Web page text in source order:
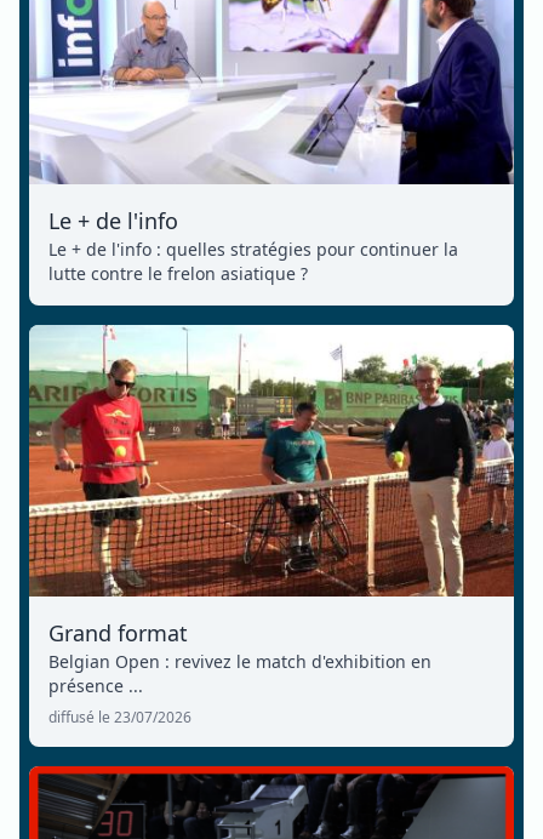
Le + de l'info
Le + de l'info : quelles stratégies pour continuer la
lutte contre le frelon asiatique ?
Grand format
Belgian Open : revivez le match d'exhibition en
présence ...
diffusé le 23/07/2026